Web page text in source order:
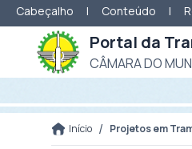
Cabeçalho | Conteúdo |
Portal da
CÂMARA DO
Início / Projetos em